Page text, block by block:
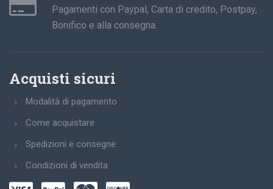
Pagamenti con Paypal, Carta di credito, Postpay,
Bonifico e alla consegna.
Acquisti sicuri
Modalità di pagamento
Come acquistare
Spedizioni e consegne
Condizioni di vendita